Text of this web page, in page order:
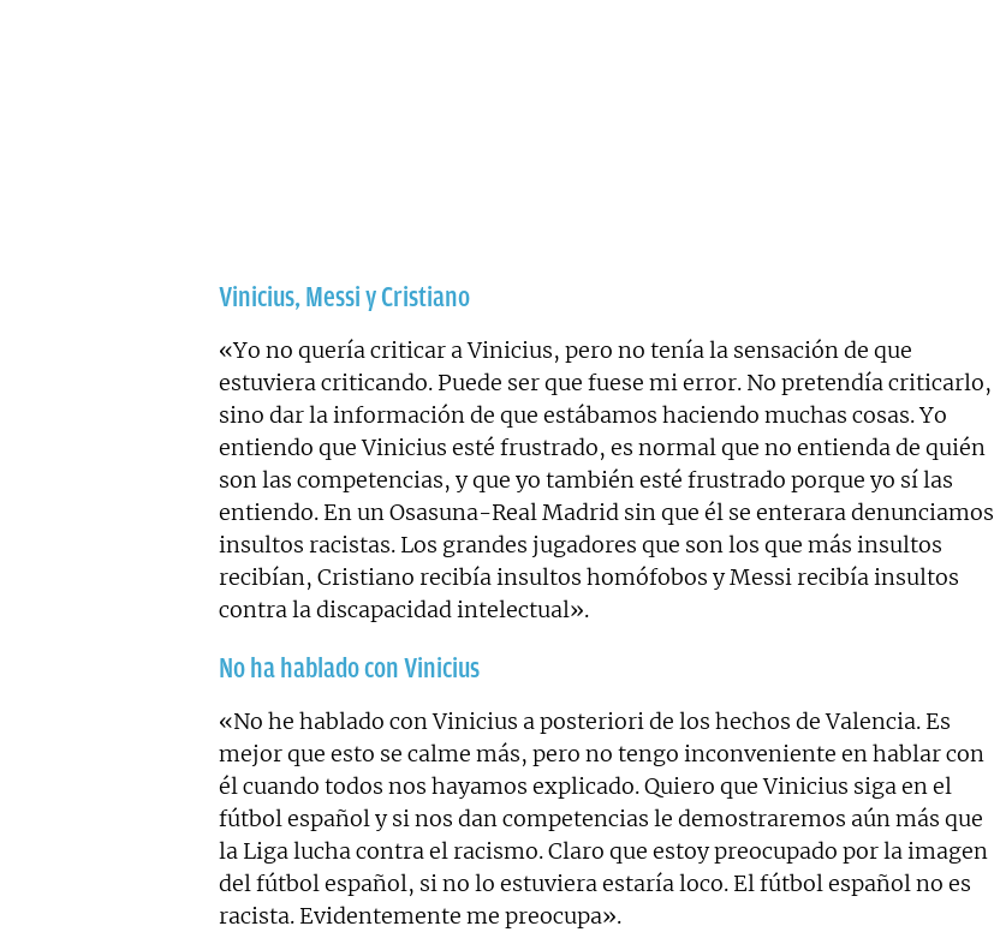
Vinicius, Messi y Cristiano
«Yo no quería criticar a Vinicius, pero no tenía la sensación de que
estuviera criticando. Puede ser que fuese mi error. No pretendía criticarlo,
sino dar la información de que estábamos haciendo muchas cosas. Yo
entiendo que Vinicius esté frustrado, es normal que no entienda de quién
son las competencias, y que yo también esté frustrado porque yo sí las
entiendo. En un Osasuna-Real Madrid sin que él se enterara denunciamos
insultos racistas. Los grandes jugadores que son los que más insultos
recibían, Cristiano recibía insultos homófobos y Messi recibía insultos
contra la discapacidad intelectual».
No ha hablado con Vinicius
«No he hablado con Vinicius a posteriori de los hechos de Valencia. Es
mejor que esto se calme más, pero no tengo inconveniente en hablar con
él cuando todos nos hayamos explicado. Quiero que Vinicius siga en el
fútbol español y si nos dan competencias le demostraremos aún más que
la Liga lucha contra el racismo. Claro que estoy preocupado por la imagen
del fútbol español, si no lo estuviera estaría loco. El fútbol español no es
racista. Evidentemente me preocupa».